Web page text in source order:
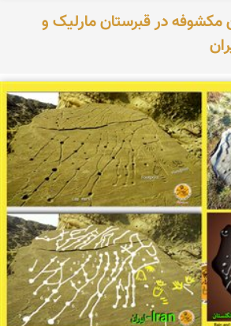
مکشوفه در قبرستان مارلیک و